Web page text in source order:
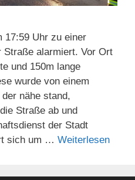
17:59 Uhr zu einer
Straße alarmiert. Vor Ort
und 150m lange
wurde von einem
nähe stand,
Straße ab und
der Stadt
sich um … Weiterlesen